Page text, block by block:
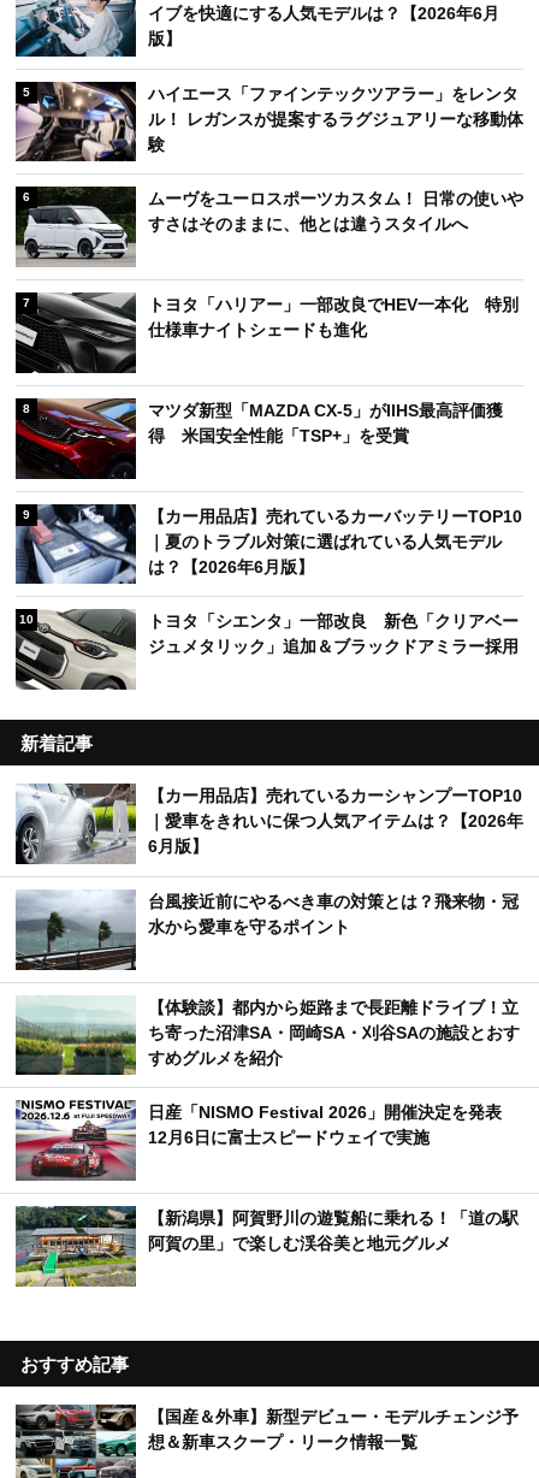
イブを快適にする人気モデルは？【2026年6月
版】
5
ハイエース「ファインテックツアラー」をレンタ
ル！ レガンスが提案するラグジュアリーな移動体
験
6
ムーヴをユーロスポーツカスタム！ 日常の使いや
すさはそのままに、他とは違うスタイルへ
7
トヨタ「ハリアー」一部改良でHEV一本化 特別
仕様車ナイトシェードも進化
8
マツダ新型「MAZDA CX-5」がIIHS最高評価獲
得 米国安全性能「TSP+」を受賞
9
【カー用品店】売れているカーバッテリーTOP10
｜夏のトラブル対策に選ばれている人気モデル
は？【2026年6月版】
10
トヨタ「シエンタ」一部改良 新色「クリアベー
ジュメタリック」追加＆ブラックドアミラー採用
新着記事
【カー用品店】売れているカーシャンプーTOP10
｜愛車をきれいに保つ人気アイテムは？【2026年
6月版】
台風接近前にやるべき車の対策とは？飛来物・冠
水から愛車を守るポイント
【体験談】都内から姫路まで長距離ドライブ！立
ち寄った沼津SA・岡崎SA・刈谷SAの施設とおす
すめグルメを紹介
日産「NISMO Festival 2026」開催決定を発表
12月6日に富士スピードウェイで実施
【新潟県】阿賀野川の遊覧船に乗れる！「道の駅
阿賀の里」で楽しむ渓谷美と地元グルメ
おすすめ記事
【国産＆外車】新型デビュー・モデルチェンジ予
想＆新車スクープ・リーク情報一覧